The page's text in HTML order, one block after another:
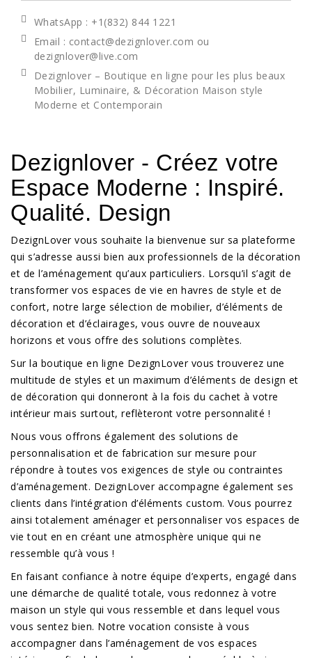
WhatsApp : +1(832) 844 1221
Email : contact@dezignlover.com ou
dezignlover@live.com
Dezignlover – Boutique en ligne pour les plus beaux
Mobilier, Luminaire, & Décoration Maison style
Moderne et Contemporain
Dezignlover - Créez votre
Espace Moderne : Inspiré.
Qualité. Design
DezignLover vous souhaite la bienvenue sur sa plateforme
qui s’adresse aussi bien aux professionnels de la décoration
et de l’aménagement qu’aux particuliers. Lorsqu’il s’agit de
transformer vos espaces de vie en havres de style et de
confort, notre large sélection de mobilier, d’éléments de
décoration et d’éclairages, vous ouvre de nouveaux
horizons et vous offre des solutions complètes.
Sur la boutique en ligne DezignLover vous trouverez une
multitude de styles et un maximum d’éléments de design et
de décoration qui donneront à la fois du cachet à votre
intérieur mais surtout, reflèteront votre personnalité !
Nous vous offrons également des solutions de
personnalisation et de fabrication sur mesure pour
répondre à toutes vos exigences de style ou contraintes
d’aménagement. DezignLover accompagne également ses
clients dans l’intégration d’éléments custom. Vous pourrez
ainsi totalement aménager et personnaliser vos espaces de
vie tout en en créant une atmosphère unique qui ne
ressemble qu’à vous !
En faisant confiance à notre équipe d’experts, engagé dans
une démarche de qualité totale, vous redonnez à votre
maison un style qui vous ressemble et dans lequel vous
vous sentez bien. Notre vocation consiste à vous
accompagner dans l’aménagement de vos espaces